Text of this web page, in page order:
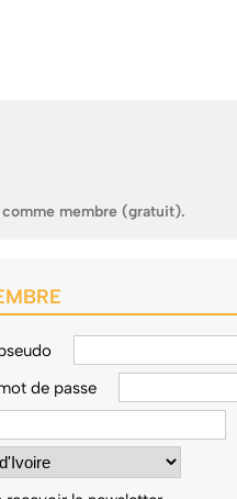
membre (gratuit).
de passe